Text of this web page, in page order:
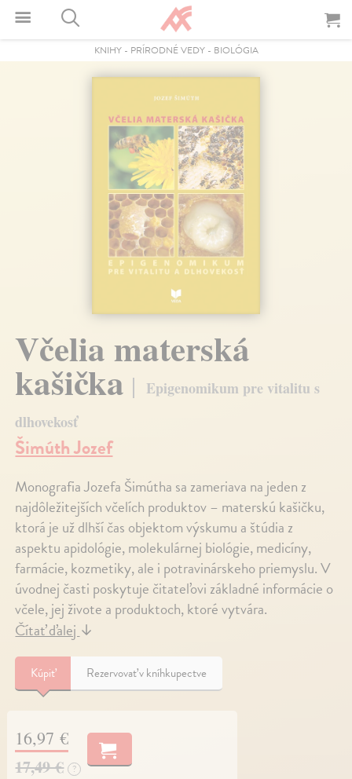
KNIHY- PRÍRODNÉ VEDY- BIOLÓGIA
Včelia materská
kašička
Epigenomikum pre vitalitu s
dlhovekosť
Šimúth Jozef
Monografia Jozefa Šimútha sa zameriava na jeden z
najdôležitejších včelích produktov – materskú kašičku,
ktorá je už dlhší čas objektom výskumu a štúdia z
aspektu apidológie, molekulárnej biológie, medicíny,
farmácie, kozmetiky, ale i potravinárskeho priemyslu. V
úvodnej časti poskytuje čitateľovi základné informácie o
včele, jej živote a produktoch, ktoré vytvára.
Čítať ďalej ↓
Kúpiť Rezervovať v kníhkupectve
16,97 €
17,49 € ?